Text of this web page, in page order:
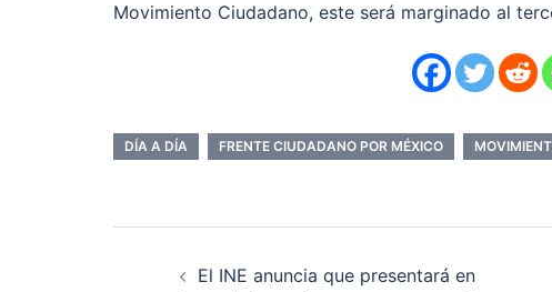
Movimiento Ciudadano, este será marginado al
DÍA A DÍA FRENTE CIUDADANO POR MÉXICO
El INE anuncia que presentará en